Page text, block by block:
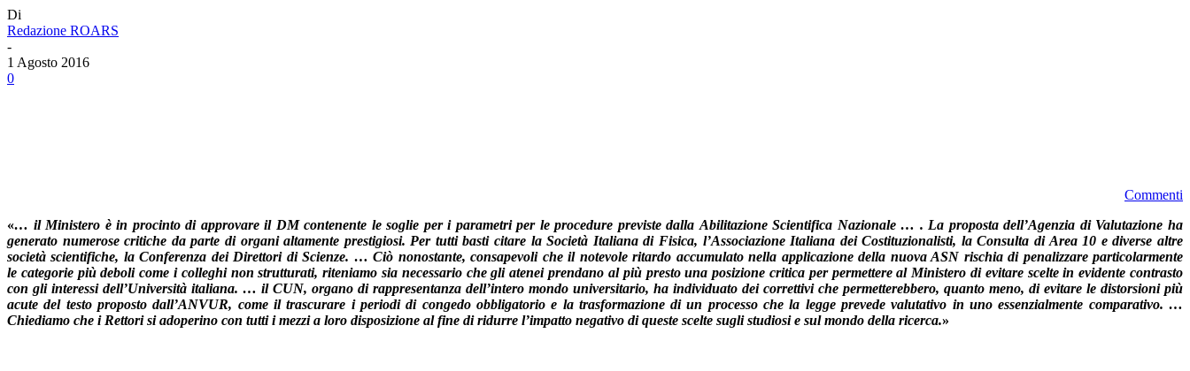
Di
Redazione ROARS
-
1 Agosto 2016
0
Commenti
«… il Ministero è in procinto di approvare il DM contenente le soglie per i parametri per le procedure previste dalla Abilitazione Scientifica Nazionale … . La proposta dell’Agenzia di Valutazione ha
generato numerose critiche da parte di organi altamente prestigiosi. Per tutti basti citare la Società Italiana di Fisica, l’Associazione Italiana dei Costituzionalisti, la Consulta di Area 10 e diverse altre
società scientifiche, la Conferenza dei Direttori di Scienze. … Ciò nonostante, consapevoli che il notevole ritardo accumulato nella applicazione della nuova ASN rischia di penalizzare particolarmente
le categorie più deboli come i colleghi non strutturati, riteniamo sia necessario che gli atenei prendano al più presto una posizione critica per permettere al Ministero di evitare scelte in evidente contrasto
con gli interessi dell’Università italiana. … il CUN, organo di rappresentanza dell’intero mondo universitario, ha individuato dei correttivi che permetterebbero, quanto meno, di evitare le distorsioni più
acute del testo proposto dall’ANVUR, come il trascurare i periodi di congedo obbligatorio e la trasformazione di un processo che la legge prevede valutativo in uno essenzialmente comparativo. …
Chiediamo che i Rettori si adoperino con tutti i mezzi a loro disposizione al fine di ridurre l’impatto negativo di queste scelte sugli studiosi e sul mondo della ricerca.»